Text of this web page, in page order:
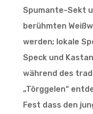
Spumante-Sekt
berühmten
werden; lokale
Speck und
während des
„Törggelen“
Fest dass den